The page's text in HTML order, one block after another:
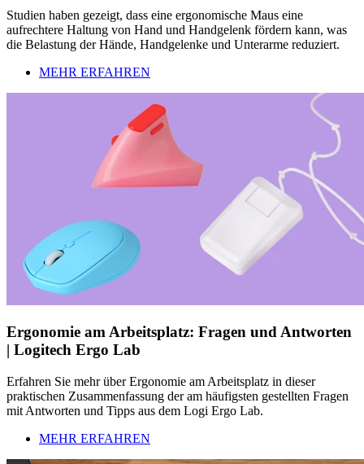
Studien haben gezeigt, dass eine ergonomische Maus eine
aufrechtere Haltung von Hand und Handgelenk fördern kann, was
die Belastung der Hände, Handgelenke und Unterarme reduziert.
MEHR ERFAHREN
Ergonomie am Arbeitsplatz: Fragen und Antworten
| Logitech Ergo Lab
Erfahren Sie mehr über Ergonomie am Arbeitsplatz in dieser
praktischen Zusammenfassung der am häufigsten gestellten Fragen
mit Antworten und Tipps aus dem Logi Ergo Lab.
MEHR ERFAHREN